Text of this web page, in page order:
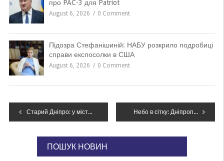
про PAC-3 для Patriot
August 6, 2026 0 Comment
Підозра Стефанішиній: НАБУ розкрило подробиці
справи експосолки в США
August 6, 2026 0 Comment
Навігація
Старий Дніпро: у місто повертається легендарний трамвай Небо в сітку: Дніпропетровщину захищають від дронів
ПОШУК НОВИН